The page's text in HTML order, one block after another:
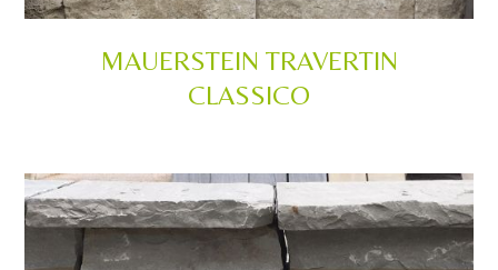
MAUERSTEIN TRAVERTIN
CLASSICO